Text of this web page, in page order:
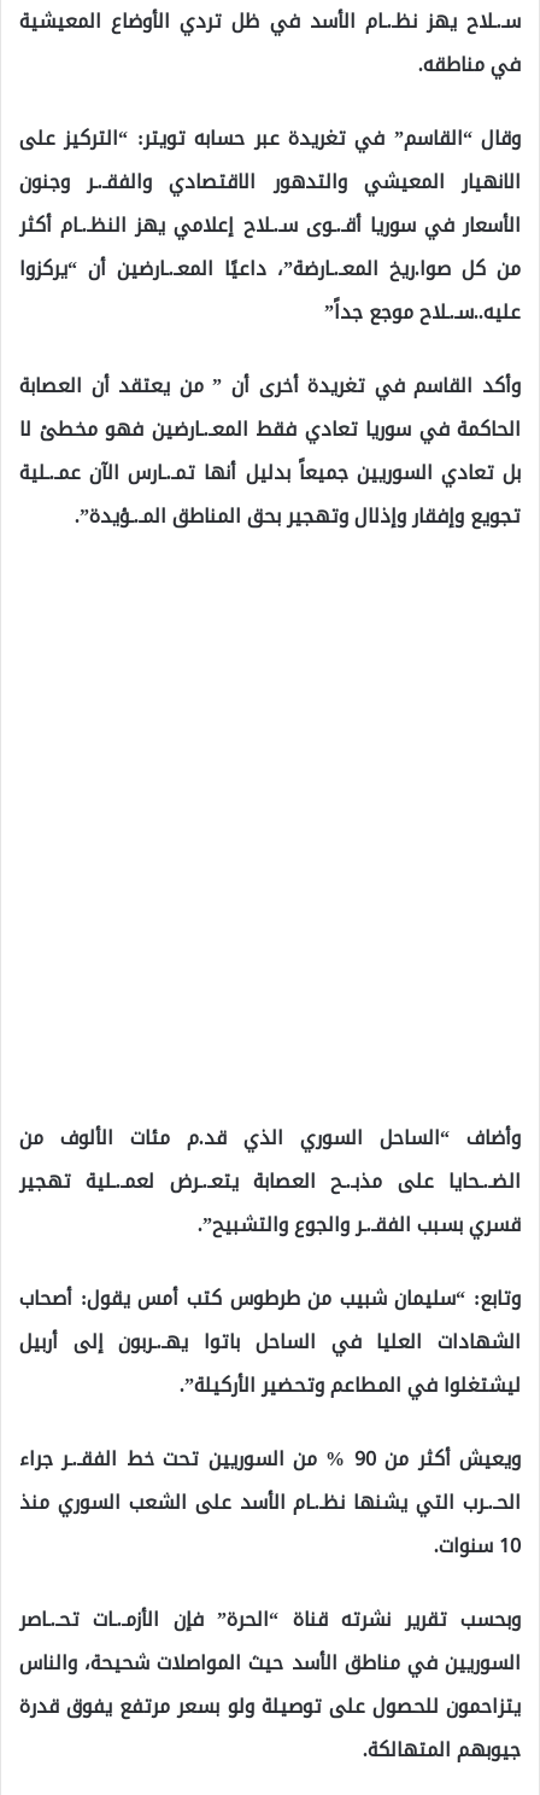
سـ.ـلاح يهز نظـ.ـام الأسد في ظل تردي الأوضاع المعيشية
في مناطقه.
وقال “القاسم” في تغريدة عبر حسابه تويتر: “التركيز على
الانهيار المعيشي والتدهور الاقتصادي والفقـ.ـر وجنون
الأسعار في سوريا أقـ.ـوى سـ.ـلاح إعلامي يهز النظـ.ـام أكثر
من كل صوا.ريخ المعـ.ـارضة”، داعيًا المعـ.ـارضين أن “يركزوا
عليه..سـ.ـلاح موجع جداً”
وأكد القاسم في تغريدة أخرى أن ” من يعتقد أن العصابة
الحاكمة في سوريا تعادي فقط المعـ.ـارضين فهو مخطئ لا
بل تعادي السوريين جميعاً بدليل أنها تمـ.ـارس الآن عمـ.ـلية
تجويع وإفقار وإذلال وتهجير بحق المناطق المـ.ـؤيدة”.
وأضاف “الساحل السوري الذي قد.م مئات الألوف من
الضـ.ـحايا على مذبـ.ـح العصابة يتعـ.ـرض لعمـ.ـلية تهجير
قسري بسبب الفقـ.ـر والجوع والتشبيح”.
وتابع: “سليمان شبيب من طرطوس كتب أمس يقول: أصحاب
الشهادات العليا في الساحل باتوا يهـ.ـربون إلى أربيل
ليشتغلوا في المطاعم وتحضير الأركيلة”.
ويعيش أكثر من 90 % من السوريين تحت خط الفقـ.ـر جراء
الحـ.ـرب التي يشنها نظـ.ـام الأسد على الشعب السوري منذ
10 سنوات.
وبحسب تقرير نشرته قناة “الحرة” فإن الأزمـ.ـات تحـ.ـاصر
السوريين في مناطق الأسد حيث المواصلات شحيحة، والناس
يتزاحمون للحصول على توصيلة ولو بسعر مرتفع يفوق قدرة
جيوبهم المتهالكة.